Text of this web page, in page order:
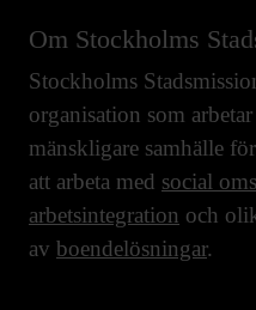
Om Stockholms
Stockholms
organisation som
mänskligare samhälle
att arbeta med social
arbetsintegration och
av boendelösningar.